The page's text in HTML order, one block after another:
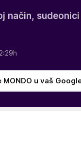
način,
MONDO u vaš